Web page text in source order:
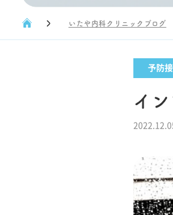
いたや内科クリニックブログ
予防
イ